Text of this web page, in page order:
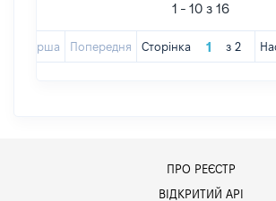
1 - 10 з 16
Перша Попередня Сторінка з 2
ПРО РЕЄСТР
ВІДКРИТИЙ АРІ